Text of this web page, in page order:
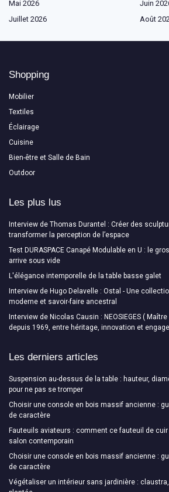
Mai 2026
Juin
Juillet 2026
Août
Shopping
Mobilier
Textiles
Éclairage
Cuisine
Bien-être et Salle de Bain
Outdoor
Les plus lus
Interview de Thomas Durantel : Créer des
transformer la perception de l’espace
Test DURASPACE Canapé Modulable en U : le
arrive sous vide
L'élégance intemporelle de la table basse galet
Interview de Hugo Delavelle : Ostal - Une
moderne et savoir-faire ancestral
Interview de Nicolas Causin : NEOSIEGES (
depuis 1969, entre héritage, innovation et
Les derniers articles
Suspension au-dessus de la table : hauteur,
pour ne pas se tromper
Choisir une console en bois massif ancienne :
de caractère
Fauteuils aviateurs : comment ce fauteuil de
salon contemporain
Choisir une console en bois massif ancienne :
de caractère
Végétaliser un intérieur sans jardinière :